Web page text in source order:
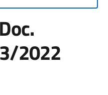
2022